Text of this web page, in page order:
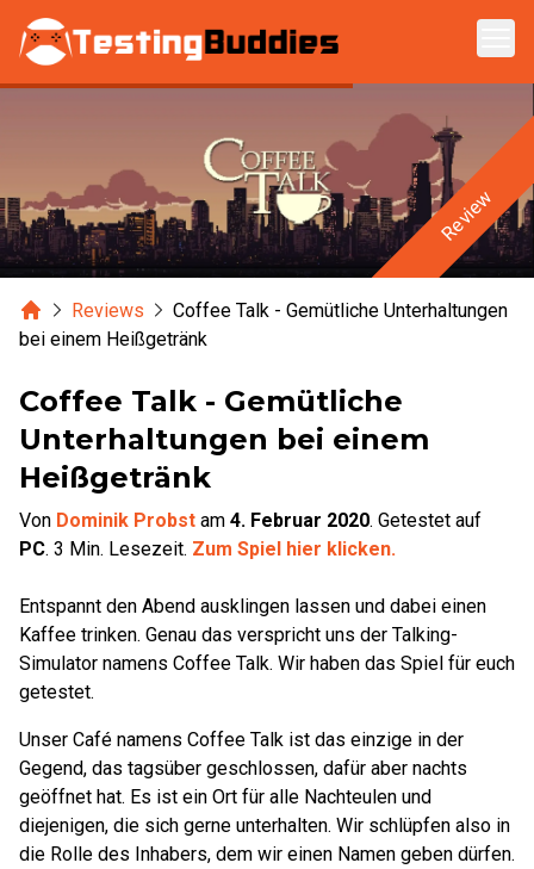
Zum Hauptinhalt springen
Review
HomeReviews
Coffee Talk - Gemütliche Unterhaltungen
bei einem Heißgetränk
Coffee Talk - Gemütliche
Unterhaltungen bei einem
Heißgetränk
Von Dominik Probst am 4. Februar 2020. Getestet auf
PC. 3 Min. Lesezeit. Zum Spiel hier klicken.
Entspannt den Abend ausklingen lassen und dabei einen
Kaffee trinken. Genau das verspricht uns der Talking-
Simulator namens Coffee Talk. Wir haben das Spiel für euch
getestet.
Unser Café namens Coffee Talk ist das einzige in der
Gegend, das tagsüber geschlossen, dafür aber nachts
geöffnet hat. Es ist ein Ort für alle Nachteulen und
diejenigen, die sich gerne unterhalten. Wir schlüpfen also in
die Rolle des Inhabers, dem wir einen Namen geben dürfen.